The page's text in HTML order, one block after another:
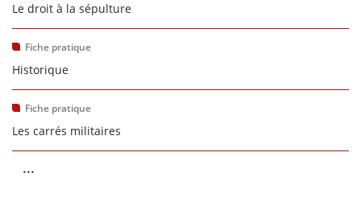
Le droit à la sépulture
Fiche pratique
Historique
Fiche pratique
Les carrés militaires
...